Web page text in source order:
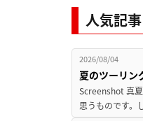
人気記
2026/08/04
夏のツーリン
Screenshot 真
思うものです。